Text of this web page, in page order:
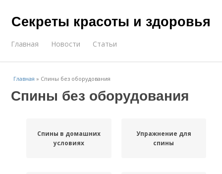
Секреты красоты и здоровья
Главная Новости Статьи
Главная » Спины без оборудования
Спины без оборудования
Спины в домашних
условиях
Упражнение для
спины